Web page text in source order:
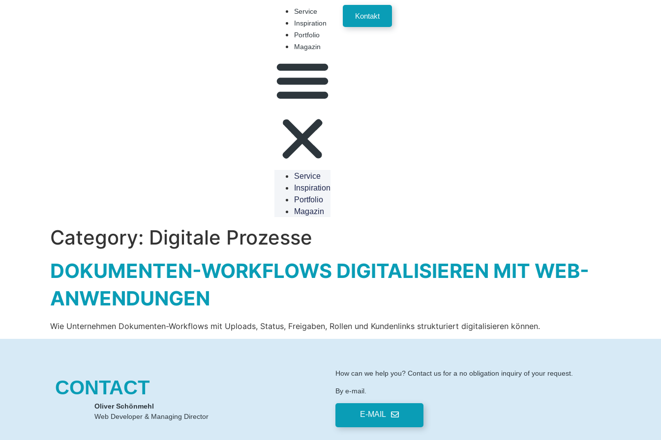
Service
Inspiration
Portfolio
Magazin
Service
Inspiration
Portfolio
Magazin
Kontakt
Category: Digitale Prozesse
DOKUMENTEN-WORKFLOWS DIGITALISIEREN MIT WEB-
ANWENDUNGEN
Wie Unternehmen Dokumenten-Workflows mit Uploads, Status, Freigaben, Rollen und Kundenlinks strukturiert digitalisieren können.
CONTACT
Oliver Schönmehl
Web Developer & Managing Director
How can we help you? Contact us for a no obligation inquiry of your request.
By e-mail.
E-MAIL